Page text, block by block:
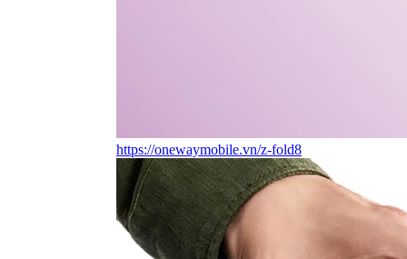
https://onewaymobile.vn/z-fold8